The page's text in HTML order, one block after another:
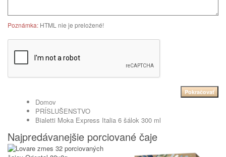
Poznámka: HTML nie je preložené!
Pokračovať
Domov
PRÍSLUŠENSTVO
Bialetti Moka Express Italia 6 šálok 300 ml
Najpredávanejšie porciované čaje